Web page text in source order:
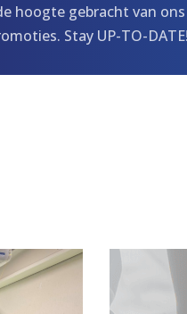
hoogte gebracht van
Stay UP-TO-DATE!